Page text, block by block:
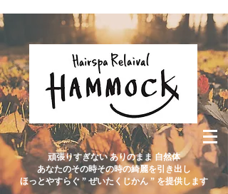
頑張りすぎない ありのまま 自然体
あなたのその時その時の綺麗を引き出し
ほっとやすらぐ ” ぜいたくじかん ” を提供します